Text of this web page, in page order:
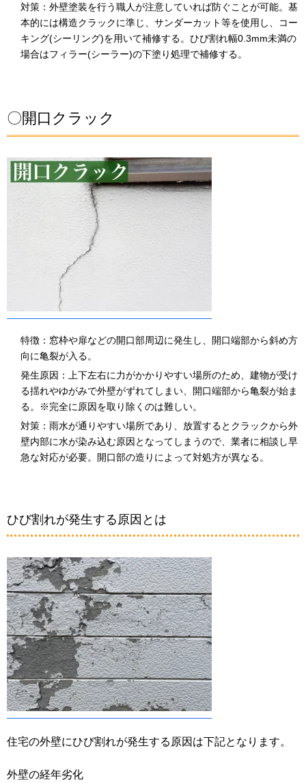
対策：外壁塗装を行う職人が注意していれば防ぐことが可能。基
本的には構造クラックに準じ、サンダーカット等を使用し、コー
キング(シーリング)を用いて補修する。ひび割れ幅0.3mm未満の
場合はフィラー(シーラー)の下塗り処理で補修する。
〇開口クラック
特徴：窓枠や扉などの開口部周辺に発生し、開口端部から斜め方
向に亀裂が入る。
発生原因：上下左右に力がかかりやすい場所のため、建物が受け
る揺れやゆがみで外壁がずれてしまい、開口端部から亀裂が始ま
る。※完全に原因を取り除くのは難しい。
対策：雨水が通りやすい場所であり、放置するとクラックから外
壁内部に水が染み込む原因となってしまうので、業者に相談し早
急な対応が必要。開口部の造りによって対処方が異なる。
ひび割れが発生する原因とは
住宅の外壁にひび割れが発生する原因は下記となります。
外壁の経年劣化